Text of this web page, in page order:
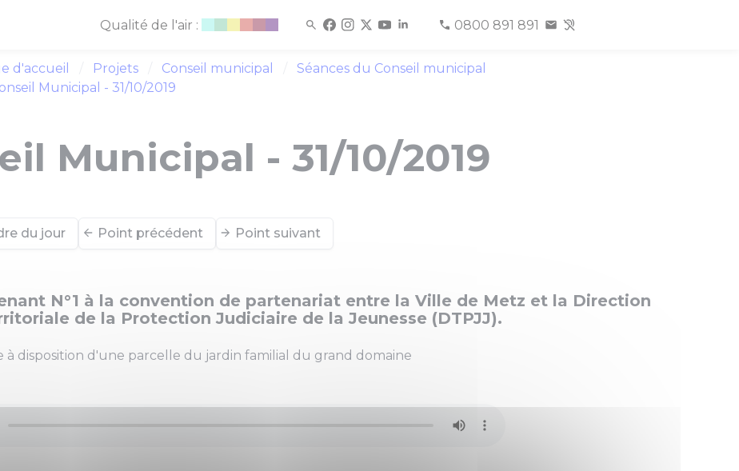
Qualité de l'air : 0800 891 891
d'accueil Projets Conseil municipal
Séances du Conseil municipal
Municipal - 31/10/2019
Municipal - 31/10/2019
du jour Point précédent Point suivant
N°1 à la convention de partenariat entre la Ville de Metz et la Direction
de la Protection Judiciaire de la Jeunesse (DTPJJ).
à disposition d'une parcelle du jardin familial du grand domaine